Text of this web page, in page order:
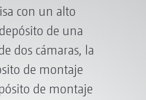
con un alto
de una
dos cámaras, la
de montaje
de montaje